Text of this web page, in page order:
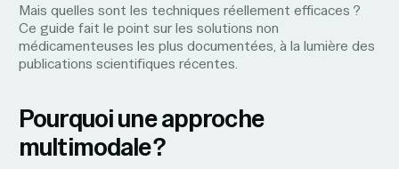
Mais quelles sont les techniques réellement efficaces ?
Ce guide fait le point sur les solutions non
médicamenteuses les plus documentées, à la lumière des
publications scientifiques récentes.
Pourquoi une approche
multimodale ?